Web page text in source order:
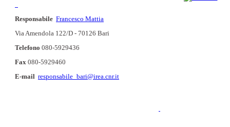
Responsabile Francesco Mattia
Via Amendola 122/D - 70126 Bari
Telefono 080-5929436
Fax 080-5929460
E-mail responsabile_bari@irea.cnr.it